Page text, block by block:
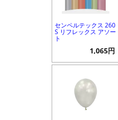
センペルテックス 260
S リフレックス アソー
ト
1,065円